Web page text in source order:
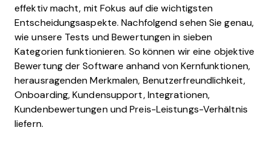
effektiv macht, mit Fokus auf die wichtigsten
Entscheidungsaspekte. Nachfolgend sehen Sie genau,
wie unsere Tests und Bewertungen in sieben
Kategorien funktionieren. So können wir eine objektive
Bewertung der Software anhand von Kernfunktionen,
herausragenden Merkmalen, Benutzerfreundlichkeit,
Onboarding, Kundensupport, Integrationen,
Kundenbewertungen und Preis-Leistungs-Verhältnis
liefern.